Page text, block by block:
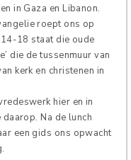
in Gaza en Libanon.
roept ons op
18 staat die oude
die de tussenmuur van
kerk en christenen in
hier en in
Na de lunch
een gids ons opwacht